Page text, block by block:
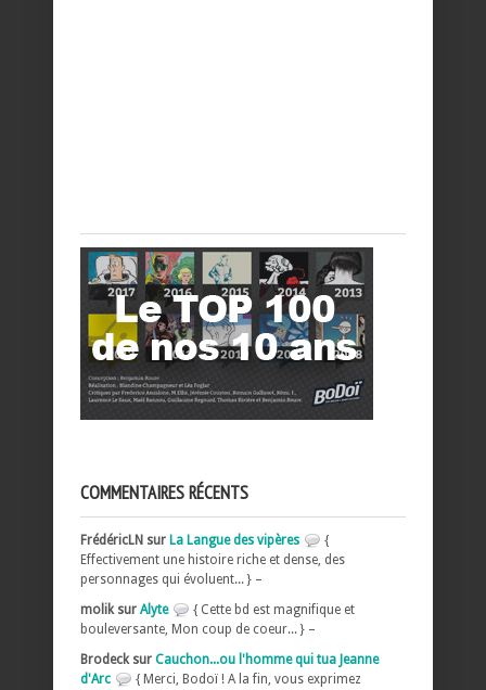
COMMENTAIRES RÉCENTS
FrédéricLN sur La Langue des vipères
{
Effectivement une histoire riche et dense, des
personnages qui évoluent... } –
molik sur Alyte
{ Cette bd est magnifique et
bouleversante, Mon coup de coeur... } –
Brodeck sur Cauchon...ou l'homme qui tua Jeanne
d'Arc
{ Merci, Bodoï ! A la fin, vous exprimez